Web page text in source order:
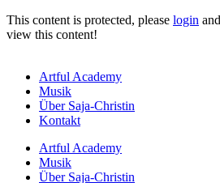
This content is protected, please login
view this content!
Artful Academy
Musik
Über Saja-Christin
Kontakt
Artful Academy
Musik
Über Saja-Christin